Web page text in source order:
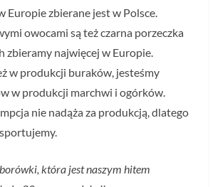
Europie zbierane jest w Polsce.
owocami są też czarna porzeczka
zbieramy najwięcej w Europie.
w produkcji buraków, jesteśmy
w produkcji marchwi i ogórków.
nie nadąża za produkcją, dlatego
która jest naszym hitem